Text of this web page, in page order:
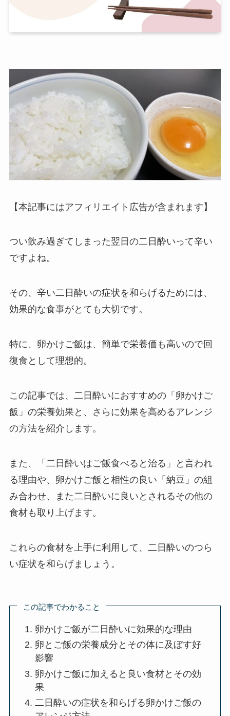
【本記事にはアフィリエイト広告が含まれます】
つい飲み過ぎてしまった翌日の二日酔いって辛い
ですよね。
その、辛い二日酔いの症状を和らげるためには、
効果的な食事がとても大切です。
特に、卵かけご飯は、簡単で栄養価も高いので回
復食として理想的。
この記事では、二日酔いにおすすめの「卵かけご
飯」の栄養効果と、さらに効果を高めるアレンジ
の方法を紹介します。
また、「二日酔いはご飯食べると治る」と言われ
る理由や、卵かけご飯と相性の良い「納豆」の組
み合わせ、また二日酔いに良いとされるその他の
食材も取り上げます。
これらの食材を上手に利用して、二日酔いのつら
い症状を和らげましょう。
この記事でわかること
卵かけご飯が二日酔いに効果的な理由
卵とご飯の栄養成分とその体に及ぼす好
影響
卵かけご飯に加えると良い食材とその効
果
二日酔いの症状を和らげる卵かけご飯の